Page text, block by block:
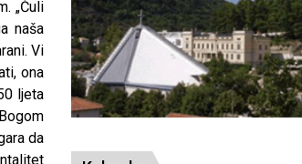
„Čuli
naša
Vi
ona
ljeta
da